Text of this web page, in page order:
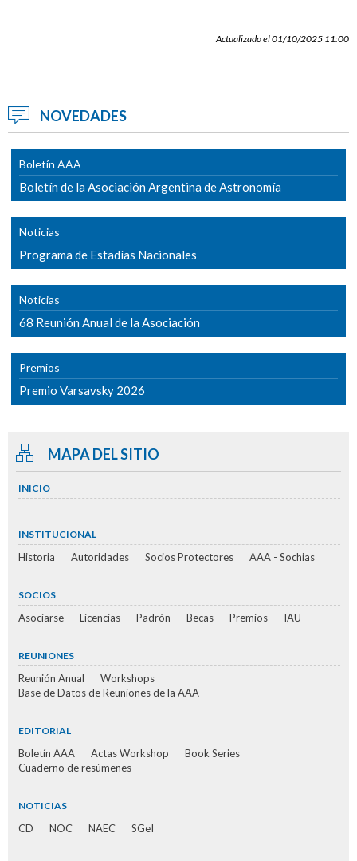
Actualizado el 01/10/2025 11:00
NOVEDADES
Boletín AAA
Boletín de la Asociación Argentina de Astronomía
Noticias
Programa de Estadías Nacionales
Noticias
68 Reunión Anual de la Asociación
Premios
Premio Varsavsky 2026
MAPA DEL SITIO
INICIO
INSTITUCIONAL
Historia Autoridades Socios Protectores AAA - Sochias
SOCIOS
Asociarse Licencias Padrón Becas Premios IAU
REUNIONES
Reunión Anual
Workshops
Base de Datos de Reuniones de la AAA
EDITORIAL
Boletín AAA Actas Workshop
Book Series
Cuaderno de resúmenes
NOTICIAS
CD NOC NAEC SGeI